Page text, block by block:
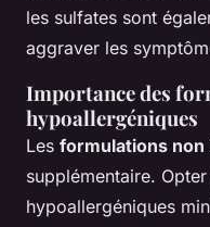
les sulfates sont
aggraver les
Importance des
hypoallergéniques
Les formulations
supplémentaire.
hypoallergéniques